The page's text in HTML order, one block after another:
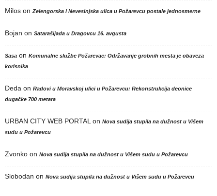
Milos on Zelengorska i Nevesinjska ulica u Požarevcu postale jednosmerne
Bojan on Satarašijada u Dragovcu 16. avgusta
Sasa on Komunalne službe Požarevac: Održavanje grobnih mesta je obaveza
korisnika
Deda on Radovi u Moravskoj ulici u Požarevcu: Rekonstrukcija deonice
dugačke 700 metara
URBAN CITY WEB PORTAL on Nova sudija stupila na dužnost u Višem
sudu u Požarevcu
Zvonko on Nova sudija stupila na dužnost u Višem sudu u Požarevcu
Slobodan on Nova sudija stupila na dužnost u Višem sudu u Požarevcu